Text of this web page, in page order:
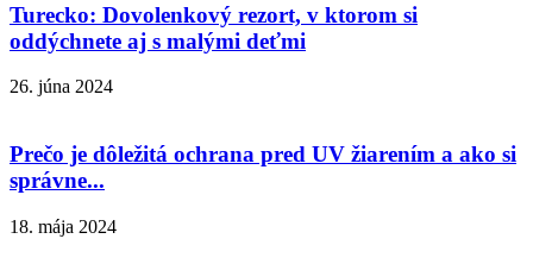
Turecko: Dovolenkový rezort, v ktorom si
oddýchnete aj s malými deťmi
26. júna 2024
Prečo je dôležitá ochrana pred UV žiarením a ako si
správne...
18. mája 2024